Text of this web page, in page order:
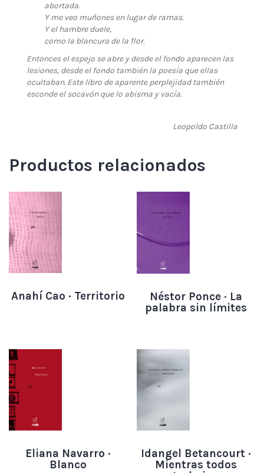
abortada.
Y me veo muñones en lugar de ramas.
Y el hambre duele,
como la blancura de la flor.
Entonces el espejo se abre y desde el fondo aparecen las
lesiones, desde el fondo también la poesía que ellas
ocultaban. Este libro de aparente perplejidad también
esconde el socavón que lo abisma y vacía.
Leopoldo Castilla
Productos relacionados
Anahí Cao · Territorio
Néstor Ponce · La
palabra sin límites
Eliana Navarro ·
Blanco
Idangel Betancourt ·
Mientras todos